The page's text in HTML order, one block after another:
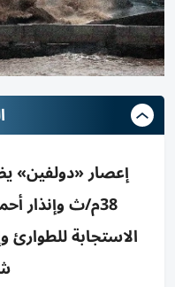
إعصار «دولفين»
38م/ث وإنذار